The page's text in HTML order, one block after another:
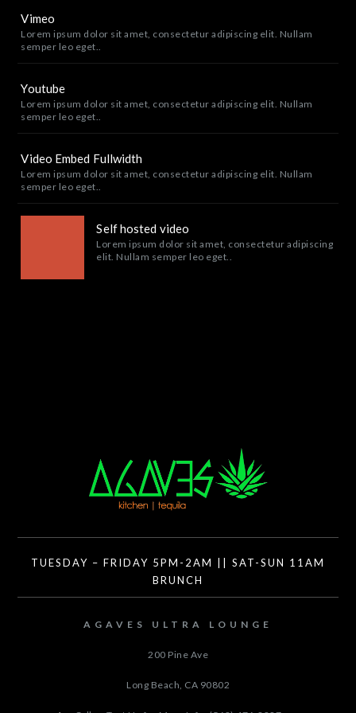
Vimeo
Lorem ipsum dolor sit amet, consectetur adipiscing elit. Nullam
semper leo eget..
Youtube
Lorem ipsum dolor sit amet, consectetur adipiscing elit. Nullam
semper leo eget..
Video Embed Fullwidth
Lorem ipsum dolor sit amet, consectetur adipiscing elit. Nullam
semper leo eget..
Self hosted video
Lorem ipsum dolor sit amet, consectetur adipiscing
elit. Nullam semper leo eget..
TUESDAY – FRIDAY 5PM-2AM || SAT-SUN 11AM
BRUNCH
AGAVES ULTRA LOUNGE
200 Pine Ave
Long Beach, CA 90802